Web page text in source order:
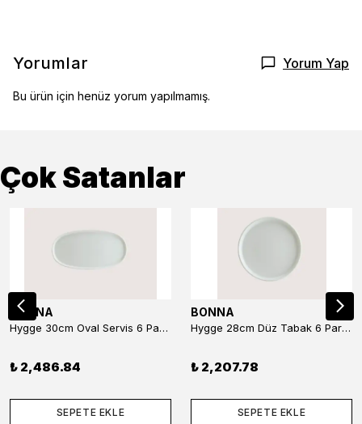
Yorumlar Yorum Yap
Bu ürün için henüz yorum yapılmamış.
Çok Satanlar
BONNA
Hygge 30cm Oval Servis 6 Parça
₺ 2,486.84
SEPETE EKLE
BONNA
Hygge 28cm Düz Tabak 6 Parça
₺ 2,207.78
SEPETE EKLE